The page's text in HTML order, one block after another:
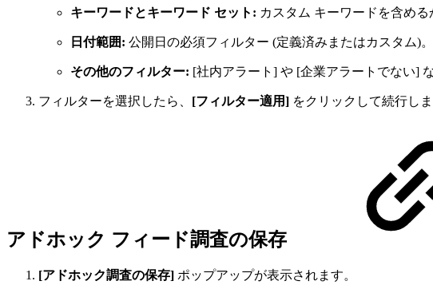
キーワードとキーワード セット: カスタム キーワードを含める
日付範囲: 公開日の必須フィルター (定義済みまたはカスタム)。
その他のフィルター: [社内アラート] や [企業アラートでない]
フィルターを選択したら、 [フィルター適用] をクリックして続行しま
アドホック フィード調査の保存
[アドホック調査の保存] ポップアップが表示されます。